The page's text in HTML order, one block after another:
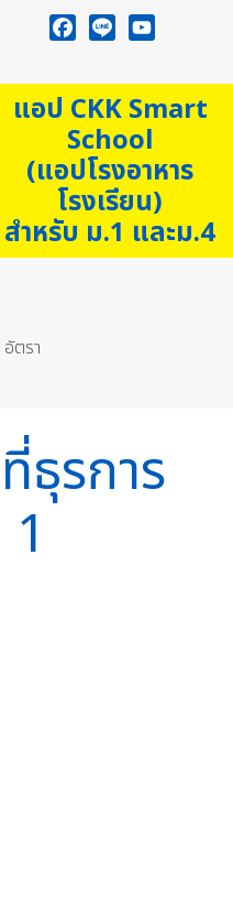
แอป CKK Smart
School
(แอปโรงอาหาร
โรงเรียน)
สำหรับ ม.1 และม.4
ตรา
ธุรการ